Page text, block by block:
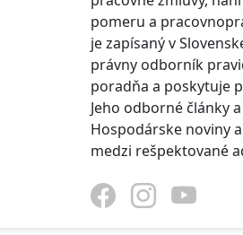
pomeru a
je zapísaný v
právny odborník
poradňa a poskytuje
Jeho odborné články
Hospodárske noviny
medzi rešpektované